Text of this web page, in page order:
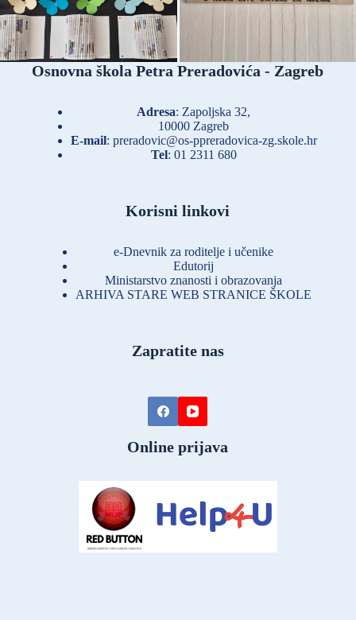
Osnovna škola Petra Preradovića - Zagreb
Adresa: Zapoljska 32,
10000 Zagreb
E-mail: preradovic@os-ppreradovica-zg.skole.hr
Tel: 01 2311 680
Korisni linkovi
e-Dnevnik za roditelje i učenike
Edutorij
Ministarstvo znanosti i obrazovanja
ARHIVA STARE WEB STRANICE ŠKOLE
Zapratite nas
Online prijava